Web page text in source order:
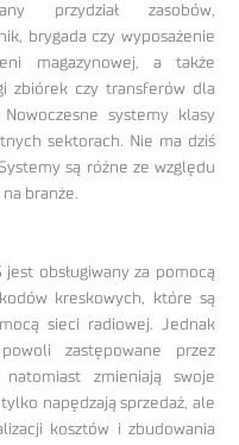
przydział zasobów,
brygada czy wyposażenie
magazynowej, a także
zbiórek czy transferów dla
systemy klasy
sektorach. Nie ma dziś
są różne ze względu
branże.
obsługiwany za pomocą
kreskowych, które są
sieci radiowej. Jednak
zastępowane przez
natomiast zmieniają swoje
napędzają sprzedaż, ale
kosztów i zbudowania